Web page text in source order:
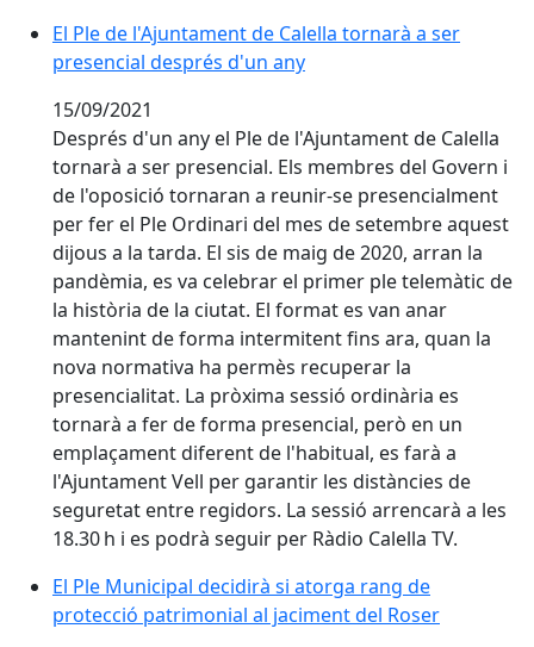
El Ple de l'Ajuntament de Calella tornarà a ser
El Ple de l'Ajuntament de Calella tornarà a ser
presencial després d'un any
15/09/2021
Després d'un any el Ple de l'Ajuntament de Calella
tornarà a ser presencial. Els membres del Govern i
de l'oposició tornaran a reunir-se presencialment
per fer el Ple Ordinari del mes de setembre aquest
dijous a la tarda. El sis de maig de 2020, arran la
pandèmia, es va celebrar el primer ple telemàtic de
la història de la ciutat. El format es van anar
mantenint de forma intermitent fins ara, quan la
nova normativa ha permès recuperar la
presencialitat. La pròxima sessió ordinària es
tornarà a fer de forma presencial, però en un
emplaçament diferent de l'habitual, es farà a
l'Ajuntament Vell per garantir les distàncies de
seguretat entre regidors. La sessió arrencarà a les
18.30 h i es podrà seguir per Ràdio Calella TV.
El Ple Municipal decidirà si atorga rang de protecció
El Ple Municipal decidirà si atorga rang de
protecció patrimonial al jaciment del Roser